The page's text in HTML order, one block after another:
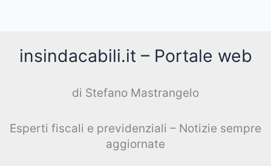
insindacabili.it – Portale web
di Stefano Mastrangelo
Esperti fiscali e previdenziali – Notizie sempre
aggiornate